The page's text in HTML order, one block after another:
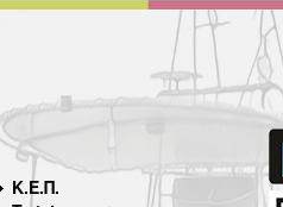
Κ.Ε.Π.